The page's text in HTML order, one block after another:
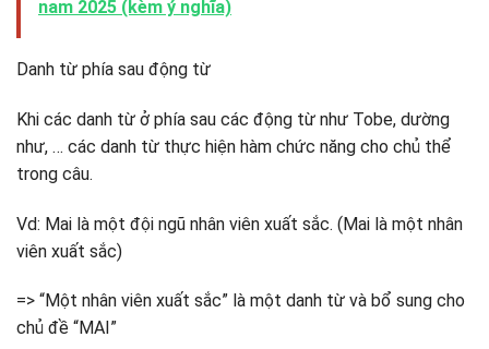
nam 2025 (kèm ý nghĩa)
Danh từ phía sau động từ
Khi các danh từ ở phía sau các động từ như Tobe, dường
như, … các danh từ thực hiện hàm chức năng cho chủ thể
trong câu.
Vd: Mai là một đội ngũ nhân viên xuất sắc. (Mai là một nhân
viên xuất sắc)
=> “Một nhân viên xuất sắc” là một danh từ và bổ sung cho
chủ đề “MAI”